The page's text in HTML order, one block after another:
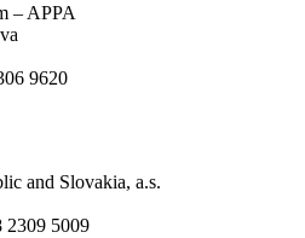
– APPA
9620
and Slovakia, a.s.
2309 5009